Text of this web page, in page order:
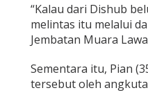
“Kalau dari Dishub
melintas itu melalui
Jembatan Muara
Sementara itu, Pian
tersebut oleh